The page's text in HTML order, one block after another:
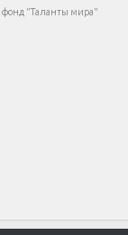
фонд "Таланты мира"